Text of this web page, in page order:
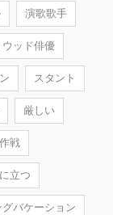
演歌歌手
ウッド俳優
スタント
厳しい
戦
立つ
グバケーション